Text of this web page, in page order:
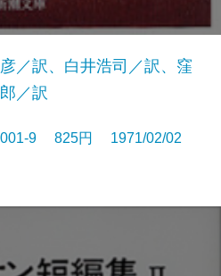
／訳、白井浩司／訳、窪
／訳
9 825円 1971/02/02